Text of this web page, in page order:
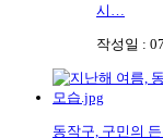
시…
작성일 :
동작구, 구민의